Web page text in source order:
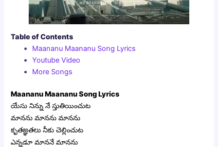
Table of Contents
Maananu Maananu Song Lyrics
Youtube Video
More Songs
Maananu Maananu Song Lyrics
యేసు నిన్ను నే స్తుతియించుట
మానను మానను మానను
కృతజ్ఞతలు నీకు చెల్లించుట
ఎన్నడూ మాననే మానను